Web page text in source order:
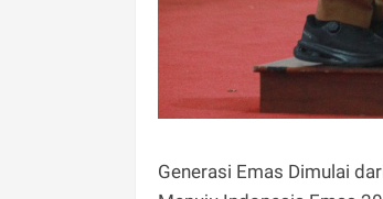
Generasi Emas Dimulai